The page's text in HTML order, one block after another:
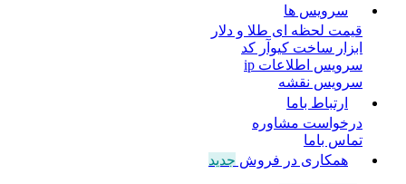
سرویس ها
قیمت لحظه ای طلا و دلار
ابزار ساخت کیوآر کد
سرویس اطلاعات ip
سرویس نقشه
ارتباط باما
درخواست مشاوره
تماس باما
همکاری در فروش جدید